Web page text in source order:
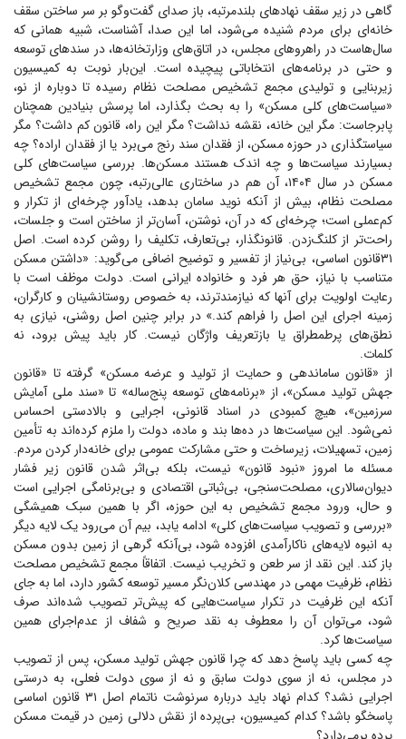
گاهی در زیر سقف نهاد‌های بلندمرتبه، باز صدای گفت‌و‌گو بر سر ساختن سقف
خانه‌ای برای مردم شنیده می‌شود، اما این صدا، آشناست، شبیه همانی که
سال‌هاست در راهرو‌های مجلس، در اتاق‌های وزارتخانه‌ها، در سند‌های توسعه
و حتی در برنامه‌های انتخاباتی پیچیده است. این‌بار نوبت به کمیسیون
زیربنایی و تولیدی مجمع تشخیص مصلحت نظام رسیده تا دوباره از نو،
«سیاست‌های کلی مسکن» را به بحث بگذارد، اما پرسش بنیادین همچنان
پابرجاست: مگر این خانه، نقشه نداشت؟ مگر این راه، قانون کم داشت؟ مگر
سیاستگذاری در حوزه مسکن، از فقدان سند رنج می‌برد یا از فقدان اراده؟ چه
بسیارند سیاست‌ها و چه اندک هستند مسکن‌ها. بررسی سیاست‌های کلی
مسکن در سال ۱۴۰۴، آن هم در ساختاری عالی‌رتبه، چون مجمع تشخیص
مصلحت نظام، بیش از آنکه نوید سامان بدهد، یادآور چرخه‌ای از تکرار و
کم‌عملی است؛ چرخه‌ای که در آن، نوشتن، آسان‌تر از ساختن است و جلسات،
راحت‌تر از کلنگ‌زدن. قانونگذار، بی‌تعارف، تکلیف را روشن کرده است. اصل
۳۱‌قانون اساسی، بی‌نیاز از تفسیر و توضیح اضافی می‌گوید: «داشتن مسکن
متناسب با نیاز، حق هر فرد و خانواده ایرانی است. دولت موظف است با
رعایت اولویت برای آنها که نیازمندترند، به خصوص روستانشینان و کارگران،
زمینه اجرای این اصل را فراهم کند.» در برابر چنین اصل روشنی، نیازی به
نطق‌های پرطمطراق یا بازتعریف واژگان نیست. کار باید پیش برود، نه
کلمات.
از «قانون ساماندهی و حمایت از تولید و عرضه مسکن» گرفته تا «قانون
جهش تولید مسکن»، از «برنامه‌های توسعه پنج‌ساله» تا «سند ملی آمایش
سرزمین»، هیچ کمبودی در اسناد قانونی، اجرایی و بالادستی احساس
نمی‌شود. این سیاست‌ها در ده‌ها بند و ماده، دولت را ملزم کرده‌اند به تأمین
زمین، تسهیلات، زیرساخت و حتی مشارکت عمومی برای خانه‌دار کردن مردم.
مسئله ما امروز «نبود قانون» نیست، بلکه بی‌اثر شدن قانون زیر فشار
دیوان‌سالاری، مصلحت‌سنجی، بی‌ثباتی اقتصادی و بی‌برنامگی اجرایی است
و حال، ورود مجمع تشخیص به این حوزه، اگر با همین سبک همیشگی
«بررسی و تصویب سیاست‌های کلی» ادامه یابد، بیم آن می‌رود یک لایه دیگر
به انبوه لایه‌های ناکارآمدی افزوده شود، بی‌آنکه گرهی از زمین بدون مسکن
باز کند. این نقد از سر طعن و تخریب نیست. اتفاقاً مجمع تشخیص مصلحت
نظام، ظرفیت مهمی در مهندسی کلان‌نگر مسیر توسعه کشور دارد، اما به جای
آنکه این ظرفیت در تکرار سیاست‌هایی که پیش‌تر تصویب شده‌اند صرف
شود، می‌توان آن را معطوف به نقد صریح و شفاف از عدم‌اجرای همین
سیاست‌ها کرد.
چه کسی باید پاسخ دهد که چرا قانون جهش تولید مسکن، پس از تصویب
در مجلس، نه از سوی دولت سابق و نه از سوی دولت فعلی، به درستی
اجرایی نشد؟ کدام نهاد باید درباره سرنوشت ناتمام اصل ۳۱ قانون اساسی
پاسخگو باشد؟ کدام کمیسیون، بی‌پرده از نقش دلالی زمین در قیمت مسکن